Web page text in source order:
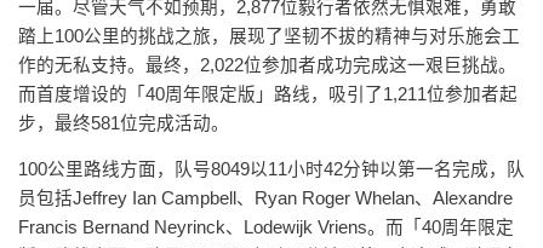
一届。尽管天气不如预期，2,877位毅行者依然无惧艰难，勇敢
踏上100公里的挑战之旅，展现了坚韧不拔的精神与对乐施会工
作的无私支持。最终，2,022位参加者成功完成这一艰巨挑战。
而首度增设的「40周年限定版」路线，吸引了1,211位参加者起
步，最终581位完成活动。
100公里路线方面，队号8049以11小时42分钟以第一名完成，队
员包括Jeffrey Ian Campbell、Ryan Roger Whelan、Alexandre
Francis Bernand Neyrinck、Lodewijk Vriens。而「40周年限定